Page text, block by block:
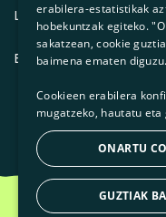
Prentsa
Gurekin lan egin
Lege-oharra
ES CAGLEU
erabilera-estatistikak
hobekuntzak egiteko.
sakatzean, cookie
baimena ematen diguzu.
Cookieen erabilera
mugatzeko, hautatu
ONARTU
GUZTIAK